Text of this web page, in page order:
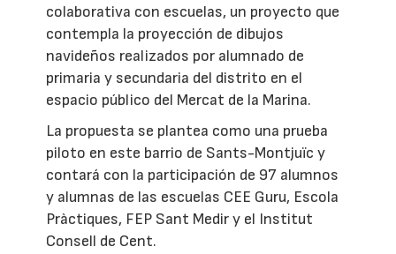
colaborativa con escuelas, un proyecto que
contempla la proyección de dibujos
navideños realizados por alumnado de
primaria y secundaria del distrito en el
espacio público del Mercat de la Marina.
La propuesta se plantea como una prueba
piloto en este barrio de Sants-Montjuïc y
contará con la participación de 97 alumnos
y alumnas de las escuelas CEE Guru, Escola
Pràctiques, FEP Sant Medir y el Institut
Consell de Cent.